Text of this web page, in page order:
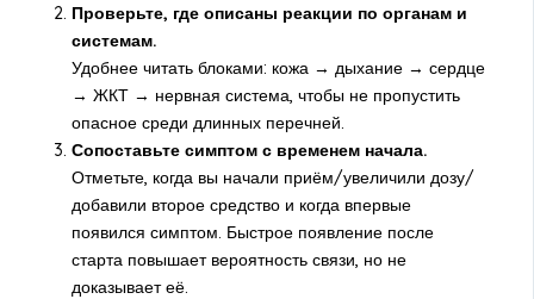
Проверьте, где описаны реакции по органам и
системам.
Удобнее читать блоками: кожа → дыхание → сердце
→ ЖКТ → нервная система, чтобы не пропустить
опасное среди длинных перечней.
Сопоставьте симптом с временем начала.
Отметьте, когда вы начали приём/увеличили дозу/
добавили второе средство и когда впервые
появился симптом. Быстрое появление после
старта повышает вероятность связи, но не
доказывает её.